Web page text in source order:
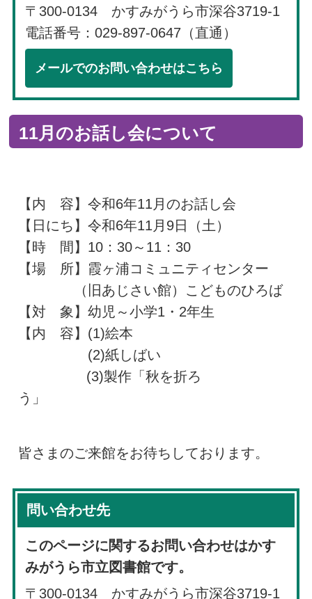
〒300-0134 かすみがうら市深谷3719-1
電話番号：029-897-0647（直通）
メールでのお問い合わせはこちら
11月のお話し会について
【内 容】令和6年11月のお話し会
【日にち】令和6年11月9日（土）
【時 間】10：30～11：30
【場 所】霞ヶ浦コミュニティセンター
（旧あじさい館）こどものひろば
【対 象】幼児～小学1・2年生
【内 容】(1)絵本
(2)紙しばい
(3)製作「秋を折ろ
う」
皆さまのご来館をお待ちしております。
問い合わせ先
このページに関するお問い合わせはかす
みがうら市立図書館です。
〒300-0134 かすみがうら市深谷3719-1